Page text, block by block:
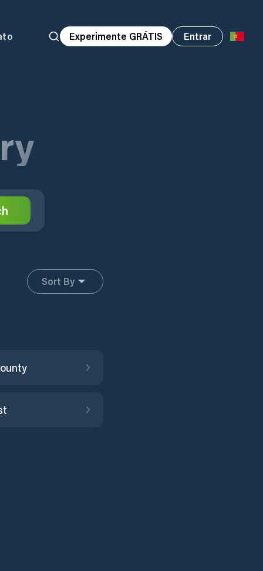
Experimente GRÁTIS Entrar
Sort By